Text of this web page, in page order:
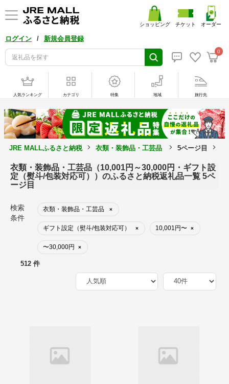
ログイン / 新規会員登録
0
ショッピング チケット オーダー
人気ランキング カテゴリ 特集 地域 旅行先
JRE MALLふるさと納税 衣類・装飾品・工芸品 5ページ目
衣類・装飾品・工芸品（10,001円～30,000円・ギフト設
定（熨斗/包装対応可））のふるさと納税返礼品一覧 5ペ
ージ目
検索
条件
衣類・装飾品・工芸品 ×
ギフト設定（熨斗/包装対応可） × 10,001円〜 ×
〜30,000円 ×
512 件